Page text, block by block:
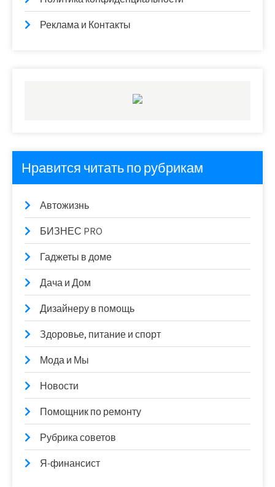
Реклама и Контакты
Нравится читать по рубрикам
Автожизнь
БИЗНЕС PRO
Гаджеты в доме
Дача и Дом
Дизайнеру в помощь
Здоровье, питание и спорт
Мода и Мы
Новости
Помощник по ремонту
Рубрика советов
Я-финансист